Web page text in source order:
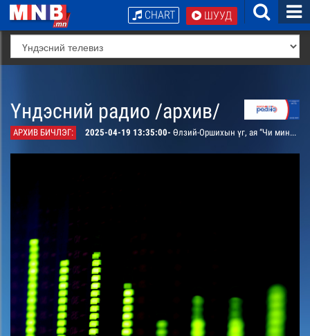
ШУУД
CHART
Үндэсний радио /архив/
АРХИВ БИЧЛЭГ: 2025-04-19 13:35:00- Өлзий-Оршихын үг, ая “Чи минь” дуу